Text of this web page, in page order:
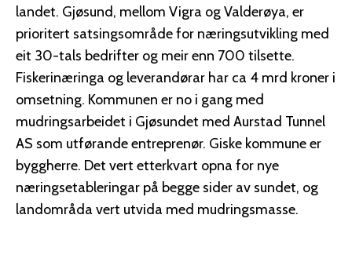
landet. Gjøsund, mellom Vigra og Valderøya, er
prioritert satsingsområde for næringsutvikling med
eit 30-tals bedrifter og meir enn 700 tilsette.
Fiskerinæringa og leverandørar har ca 4 mrd kroner i
omsetning. Kommunen er no i gang med
mudringsarbeidet i Gjøsundet med Aurstad Tunnel
AS som utførande entreprenør. Giske kommune er
byggherre. Det vert etterkvart opna for nye
næringsetableringar på begge sider av sundet, og
landområda vert utvida med mudringsmasse.